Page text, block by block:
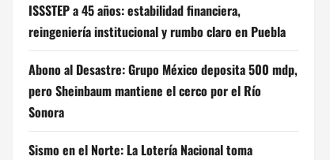
ISSSTEP a 45 años: estabilidad financiera,
reingeniería institucional y rumbo claro en Puebla
Abono al Desastre: Grupo México deposita 500 mdp,
pero Sheinbaum mantiene el cerco por el Río
Sonora
Sismo en el Norte: La Lotería Nacional toma